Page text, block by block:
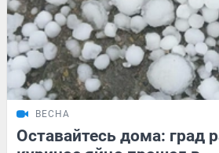
ВЕСНА
Оставайтесь дома: град